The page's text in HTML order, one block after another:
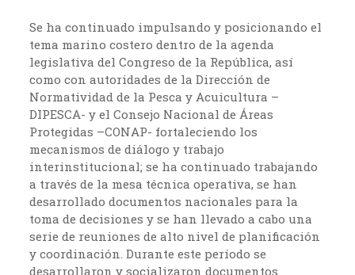
Se ha continuado impulsando y posicionando el
tema marino costero dentro de la agenda
legislativa del Congreso de la República, así
como con autoridades de la Dirección de
Normatividad de la Pesca y Acuicultura –
DIPESCA- y el Consejo Nacional de Áreas
Protegidas –CONAP- fortaleciendo los
mecanismos de diálogo y trabajo
interinstitucional; se ha continuado trabajando
a través de la mesa técnica operativa, se han
desarrollado documentos nacionales para la
toma de decisiones y se han llevado a cabo una
serie de reuniones de alto nivel de planificación
y coordinación. Durante este período se
desarrollaron y socializaron documentos